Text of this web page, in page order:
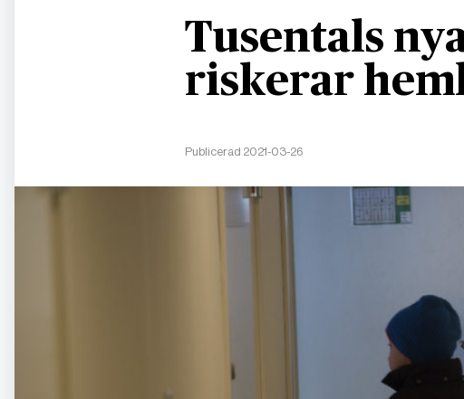
Tusentals
riskerar
Publicerad 2021-03-26